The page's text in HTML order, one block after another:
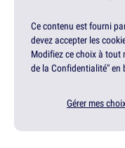
Ce contenu est fourni
devez accepter les
Modifiez ce choix à tout
de la Confidentialité" en
Gérer mes